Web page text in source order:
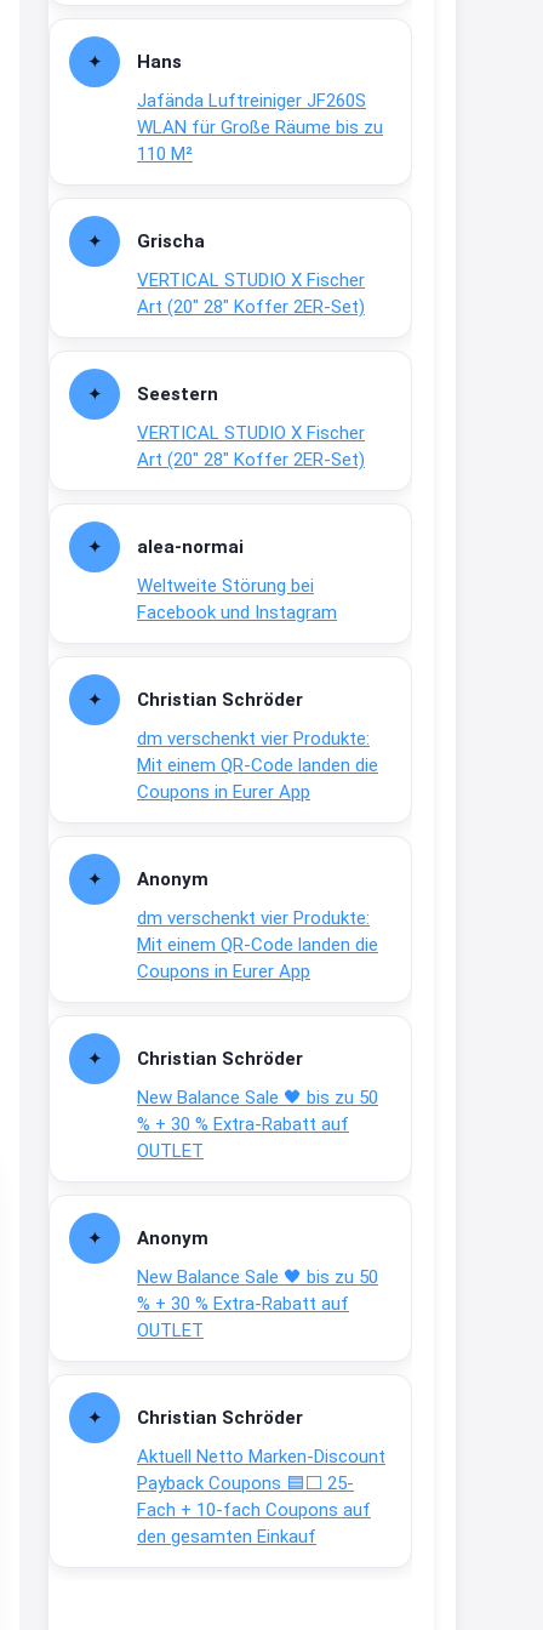
Hans
Jafända Luftreiniger JF260S
WLAN für Große Räume bis zu
110 M²
Grischa
VERTICAL STUDIO X Fischer
Art (20″ 28″ Koffer 2ER-Set)
Seestern
VERTICAL STUDIO X Fischer
Art (20″ 28″ Koffer 2ER-Set)
alea-normai
Weltweite Störung bei
Facebook und Instagram
Christian Schröder
dm verschenkt vier Produkte:
Mit einem QR-Code landen die
Coupons in Eurer App
Anonym
dm verschenkt vier Produkte:
Mit einem QR-Code landen die
Coupons in Eurer App
Christian Schröder
New Balance Sale 🖤 bis zu 50
% + 30 % Extra-Rabatt auf
OUTLET
Anonym
New Balance Sale 🖤 bis zu 50
% + 30 % Extra-Rabatt auf
OUTLET
Christian Schröder
Aktuell Netto Marken-Discount
Payback Coupons 🟦⬜ 25-
Fach + 10-fach Coupons auf
den gesamten Einkauf
Fielmann-Blinkis mehr / wurde
www.fielmann-
group.com/blinkis...
13:44
dich zu sehen, alles gut?
15:01
An 01.08. / Sensodyne Rabatt 3€
/ max. 15.000www.erlebe-
↩
www.meineapotheke.de/
2:19
↩
Joachim
www.linda.de/vorteile/coupons/...
2:21
↩
Gratis Hitzewarn-Aufkleber /
verfärbt sich ab 28 Grad /siehe
Text weiter unten
shop.bioeg.de/aufkleber-
achtun...
↩
Joachim
Gratis personalisierte 7-Tage
Ration Micronährstoffe/ Vitamine
↩
Joachim